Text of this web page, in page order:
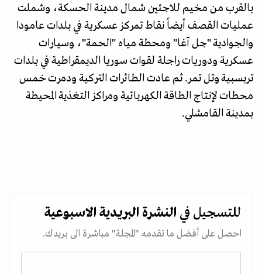
بالقرب من مخيم للاجئين شمال مدينة الحسكة، وشملت
عمليات القصف أيضاً نقاط تمركز عسكرية في بلدات عامودا
والجوادية "جل آغا" ومحطة مياه "الحمة"، وسيارات
عسكرية ودوريات راجلة لقوات سوريا الديمقراطية في بلدات
تربسبية وتل تمر. ثم عادت الطائرات التركية ودمرت خمس
محطات لإنتاج الطاقة الكهربائية ومراكز التغذية المحيطة
بمدينة القامشلي.
للتسجيل في النشرة البريدية الاسبوعية
احصل على أفضل ما تقدمه "المجلة" مباشرة الى بريدك.